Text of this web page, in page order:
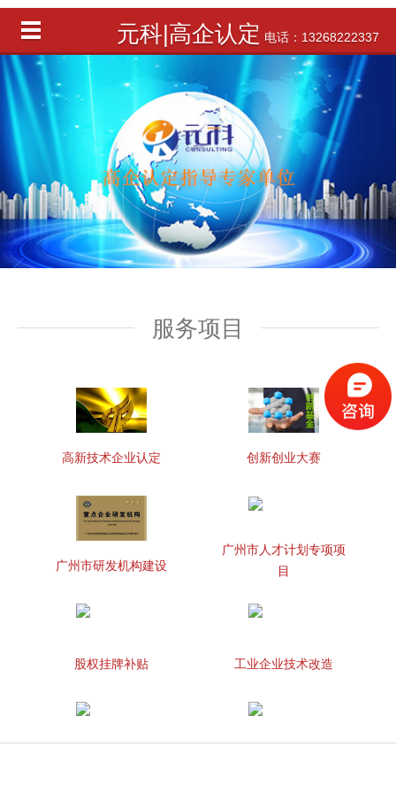
元科|高企认定 电话：13268222337
服务项目
高新技术企业认定 创新创业大赛
广州市研发机构建设
广州市人才计划专项项
目
股权挂牌补贴 工业企业技术改造